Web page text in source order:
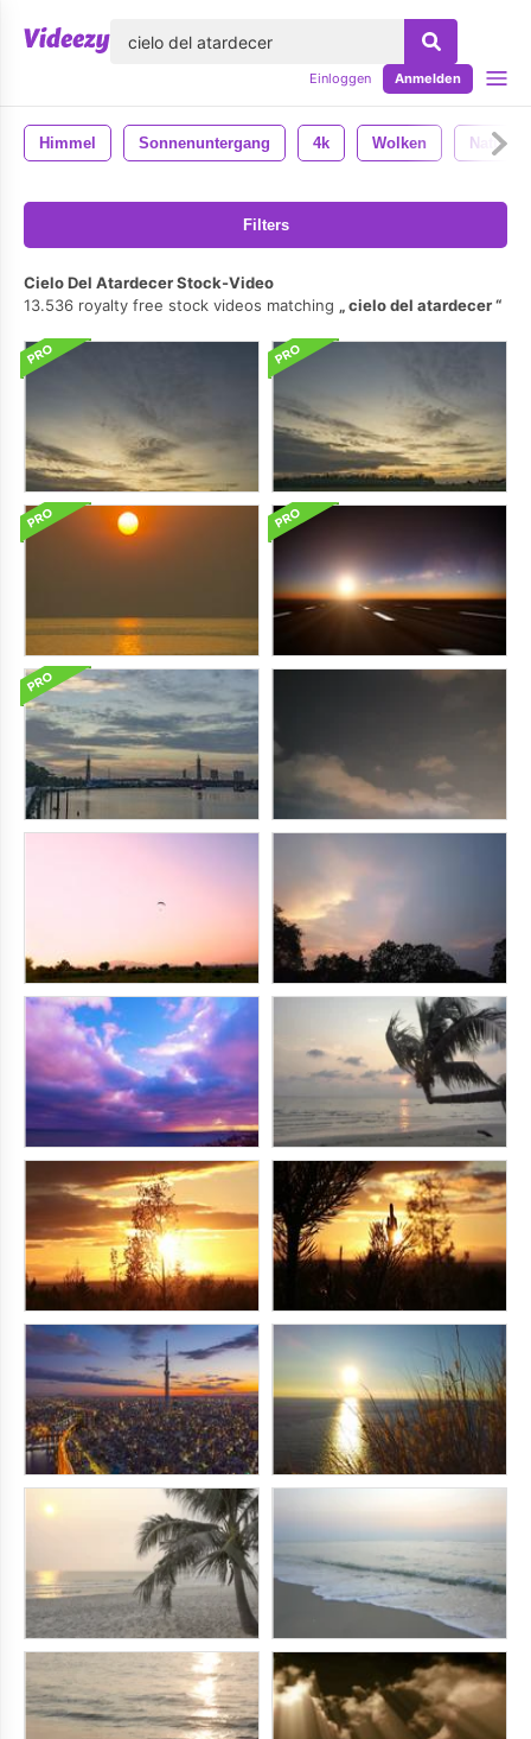
Einloggen Anmelden
Himmel Sonnenuntergang 4k Wolken Natur
Filters
Cielo Del Atardecer Stock-Video
13.536 royalty free stock videos matching
cielo del atardecer